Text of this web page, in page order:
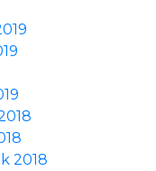
2018